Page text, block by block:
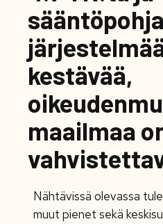
kestävää,
maailmaa
Nähtävissä olevassa
muut pienet sekä